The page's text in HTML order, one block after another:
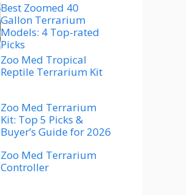
Best Zoomed 40
Gallon Terrarium
Models: 4 Top-rated
Picks
Zoo Med Tropical
Reptile Terrarium Kit
Zoo Med Terrarium
Kit: Top 5 Picks &
Buyer’s Guide for 2026
Zoo Med Terrarium
Controller